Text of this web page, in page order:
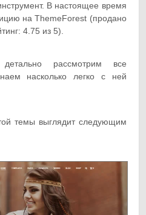
В настоящее время
на ThemeForest (продано
4.75 из 5).
рассмотрим все
насколько легко с ней
темы выглядит следующим